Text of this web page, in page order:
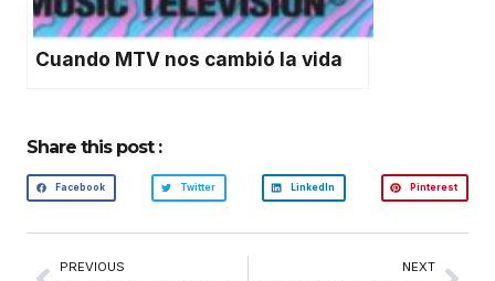
Cuando MTV nos cambió la vida
Share this post :
Facebook Twitter LinkedIn Pinterest
PREVIOUS NEXT